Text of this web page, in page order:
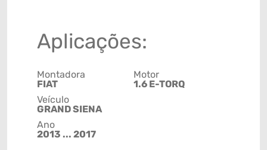
Aplicações:
Montadora
FIAT
Veículo
GRAND SIENA
Ano
2013 ... 2017
Motor
1.6 E-TORQ